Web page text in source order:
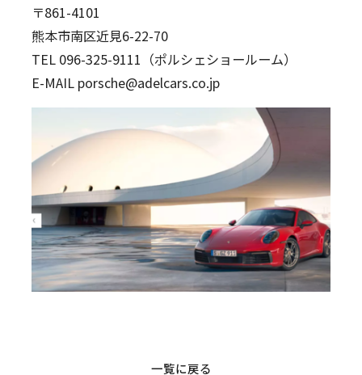
〒861-4101
熊本市南区近見6-22-70
TEL 096-325-9111（ポルシェショールーム）
E-MAIL porsche@adelcars.co.jp
一覧に戻る